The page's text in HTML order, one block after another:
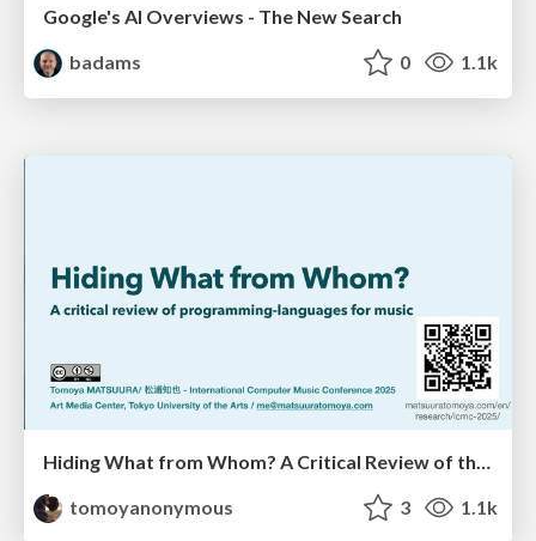
Google's AI Overviews - The New Search
badams
0 1.1k
Hiding What from Whom? A Critical Review of the History of Programming languages for Music
tomoyanonymous
3 1.1k